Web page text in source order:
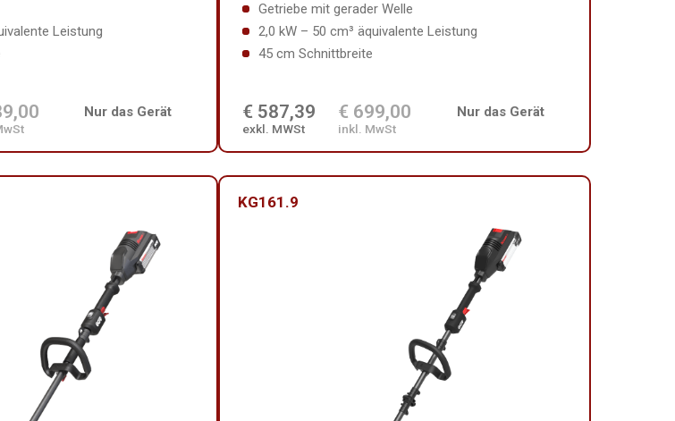
Leistung
Nur das Gerät
Getriebe mit gerader Welle
2,0 kW – 50 cm³ äquivalente Leistung
45 cm Schnittbreite
€ 587,39
exkl. MWSt
€ 699,00
inkl. MwSt
Nur das Gerät
KG161.9